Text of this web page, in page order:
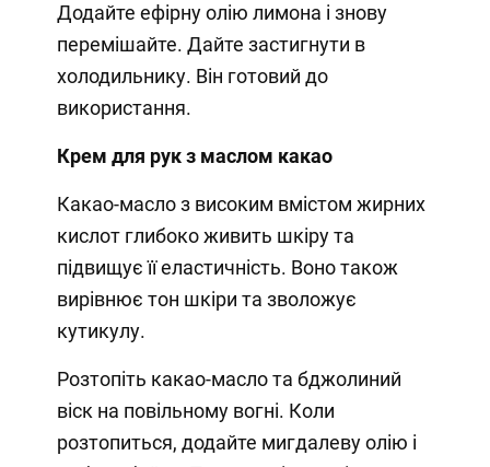
Додайте ефірну олію лимона і знову
перемішайте. Дайте застигнути в
холодильнику. Він готовий до
використання.
Крем для рук з маслом какао
Какао-масло з високим вмістом жирних
кислот глибоко живить шкіру та
підвищує її еластичність. Воно також
вирівнює тон шкіри та зволожує
кутикулу.
Розтопіть какао-масло та бджолиний
віск на повільному вогні. Коли
розтопиться, додайте мигдалеву олію і